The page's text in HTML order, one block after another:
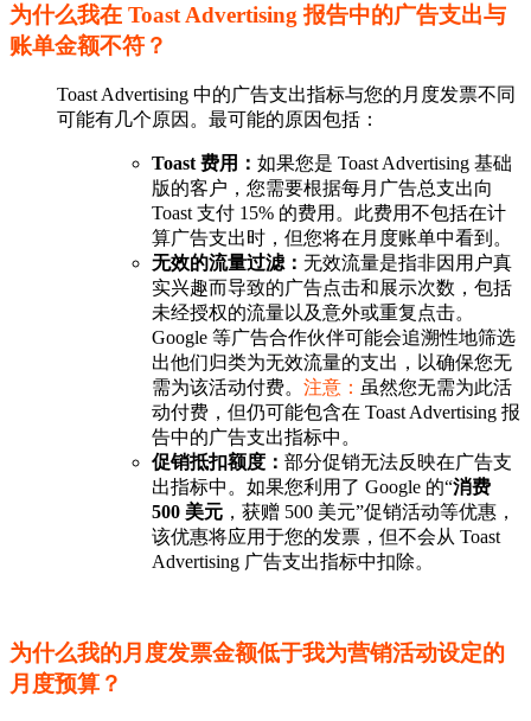
为什么我在 Toast Advertising 报告中的广告支出与
账单金额不符？
Toast Advertising 中的广告支出指标与您的月度发票不同
可能有几个原因。最可能的原因包括：
Toast 费用： 如果您是 Toast Advertising 基础
版的客户，您需要根据每月广告总支出向
Toast 支付 15% 的费用。此费用不包括在计
算广告支出时，但您将在月度账单中看到。
无效的流量过滤： 无效流量是指非因用户真
实兴趣而导致的广告点击和展示次数，包括
未经授权的流量以及意外或重复点击。
Google 等广告合作伙伴可能会追溯性地筛选
出他们归类为无效流量的支出，以确保您无
需为该活动付费。 注意： 虽然您无需为此活
动付费，但仍可能包含在 Toast Advertising 报
告中的广告支出指标中。
促销抵扣额度： 部分促销无法反映在广告支
出指标中。如果您利用了 Google 的“消费
500 美元 ，获赠 500 美元”促销活动等优惠，
该优惠将应用于您的发票，但不会从 Toast
Advertising 广告支出指标中扣除。
为什么我的月度发票金额低于我为营销活动设定的
月度预算？